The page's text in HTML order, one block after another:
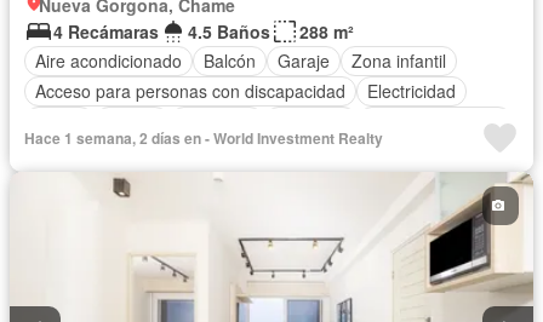
4 Recámaras
4.5 Baños
288 m²
Aire acondicionado
Balcón Garaje
Zona infantil
Acceso para personas con discapacidad
Electricidad
Vista panorámica
Seguridad
Piscina Agua
Hace 1 semana, 2 días en - World Investment Realty